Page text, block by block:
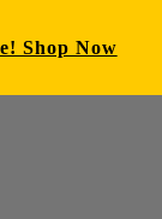
Shop Now